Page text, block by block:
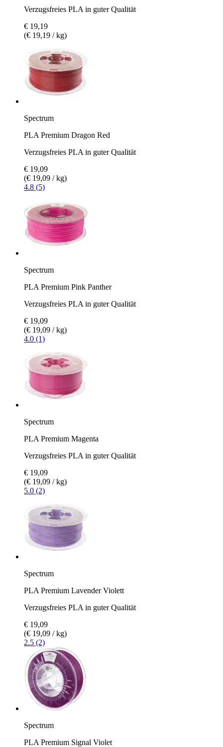
Verzugsfreies PLA in guter Qualität
€ 19,19
(€ 19,19 / kg)
Spectrum
PLA Premium Dragon Red
Verzugsfreies PLA in guter Qualität
€ 19,09
(€ 19,09 / kg)
4.8 (5)
Spectrum
PLA Premium Pink Panther
Verzugsfreies PLA in guter Qualität
€ 19,09
(€ 19,09 / kg)
4.0 (1)
Spectrum
PLA Premium Magenta
Verzugsfreies PLA in guter Qualität
€ 19,09
(€ 19,09 / kg)
5.0 (2)
Spectrum
PLA Premium Lavender Violett
Verzugsfreies PLA in guter Qualität
€ 19,09
(€ 19,09 / kg)
2.5 (2)
Spectrum
PLA Premium Signal Violet